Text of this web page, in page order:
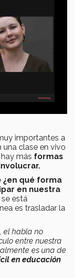
importantes a
una clase en vivo
más formas
¿en qué forma
en nuestra
está
es trasladar la
el habla no
entre nuestra
es una de
en educación